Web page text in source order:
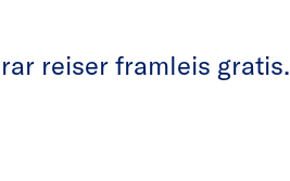
reiser framleis gratis.